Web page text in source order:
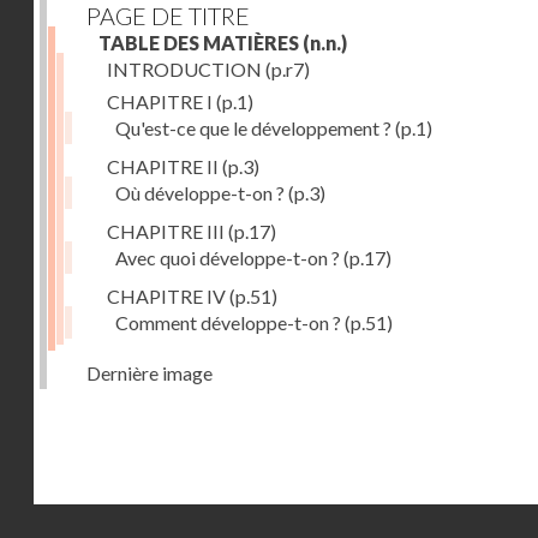
PAGE DE TITRE
TABLE DES MATIÈRES (n.n.)
INTRODUCTION (p.r7)
CHAPITRE I (p.1)
Qu'est-ce que le développement ? (p.1)
CHAPITRE II (p.3)
Où développe-t-on ? (p.3)
CHAPITRE III (p.17)
Avec quoi développe-t-on ? (p.17)
CHAPITRE IV(p.51)
Comment développe-t-on ? (p.51)
Dernière image